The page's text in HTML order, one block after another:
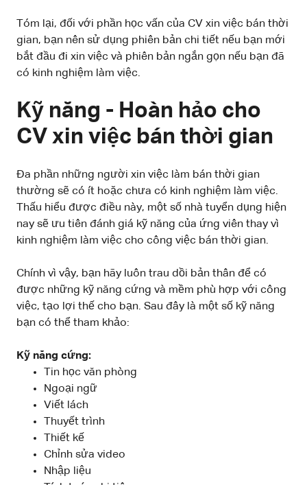
Tóm lại, đối với phần học vấn của CV xin việc bán thời
gian, bạn nên sử dụng phiên bản chi tiết nếu bạn mới
bắt đầu đi xin việc và phiên bản ngắn gọn nếu bạn đã
có kinh nghiệm làm việc.
Kỹ năng - Hoàn hảo cho
CV xin việc bán thời gian
Đa phần những người xin việc làm bán thời gian
thường sẽ có ít hoặc chưa có kinh nghiệm làm việc.
Thấu hiểu được điều này, một số nhà tuyển dụng hiện
nay sẽ ưu tiên đánh giá kỹ năng của ứng viên thay vì
kinh nghiệm làm việc cho công việc bán thời gian.
Chính vì vậy, bạn hãy luôn trau dồi bản thân để có
được những kỹ năng cứng và mềm phù hợp với công
việc, tạo lợi thế cho bạn. Sau đây là một số kỹ năng
bạn có thể tham khảo:
Kỹ năng cứng:
Tin học văn phòng
Ngoại ngữ
Viết lách
Thuyết trình
Thiết kế
Chỉnh sửa video
Nhập liệu